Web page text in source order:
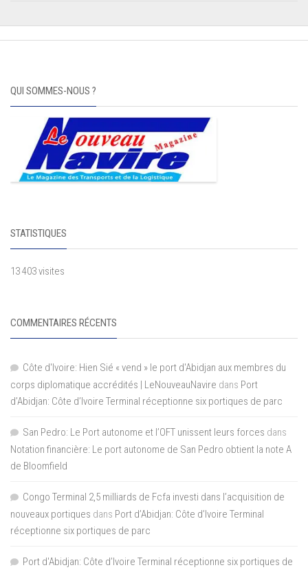
QUI SOMMES-NOUS ?
STATISTIQUES
13 403 visites
COMMENTAIRES RÉCENTS
Côte d'Ivoire: Hien Sié « vend » le port d'Abidjan aux membres du
corps diplomatique accrédités | LeNouveauNavire dans Port
d’Abidjan: Côte d’Ivoire Terminal réceptionne six portiques de parc
San Pedro: Le Port autonome et l’OFT unissent leurs forces dans
Notation financière: Le port autonome de San Pedro obtient la note A
de Bloomfield
Congo Terminal 2,5 milliards de Fcfa investi dans l’acquisition de
nouveaux portiques dans Port d’Abidjan: Côte d’Ivoire Terminal
réceptionne six portiques de parc
Port d'Abidjan: Côte d’Ivoire Terminal réceptionne six portiques de